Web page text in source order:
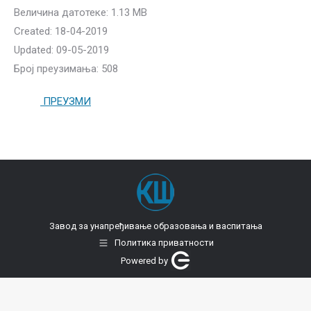
Величина датотеке: 1.13 MB
Created: 18-04-2019
Updated: 09-05-2019
Број преузимања: 508
ПРЕУЗМИ
Завод за унапређивање образовања и васпитања
Политика приватности
Powered by